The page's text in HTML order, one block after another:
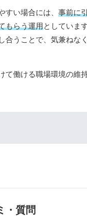
い場合には、 事前に
もらう運用としています
合うことで、気兼ねな
て働ける職場環境の維
・質問